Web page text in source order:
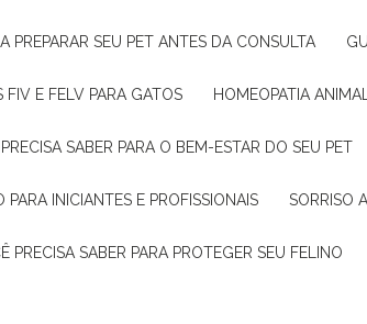
PREPARAR SEU PET ANTES DA CONSULTA
FIV E FELV PARA GATOS HOMEOPATIA
SABER PARA O BEM-ESTAR DO SEU PET
INICIANTES E PROFISSIONAIS
SABER PARA PROTEGER SEU FELINO